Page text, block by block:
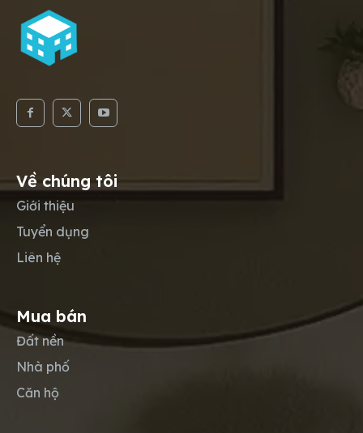
Về chúng tôi
Giới thiệu
Tuyển dụng
Liên hệ
Mua bán
Đất nền
Nhà phố
Căn hộ